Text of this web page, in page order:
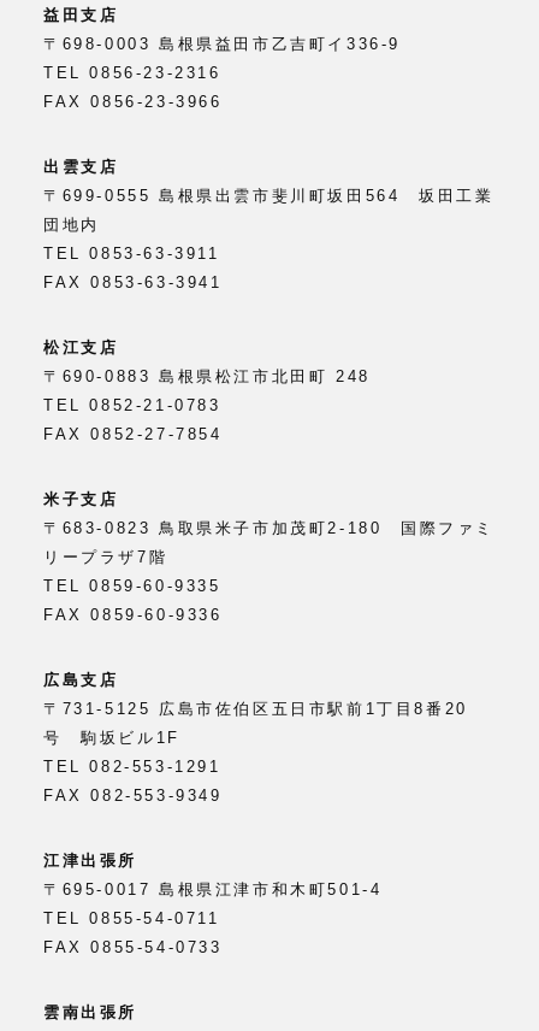
益田支店
〒698-0003 島根県益田市乙吉町イ336-9
TEL 0856-23-2316
FAX 0856-23-3966
出雲支店
〒699-0555 島根県出雲市斐川町坂田564 坂田工業
団地内
TEL 0853-63-3911
FAX 0853-63-3941
松江支店
〒690-0883 島根県松江市北田町 248
TEL 0852-21-0783
FAX 0852-27-7854
米子支店
〒683-0823 鳥取県米子市加茂町2-180 国際ファミ
リープラザ7階
TEL 0859-60-9335
FAX 0859-60-9336
広島支店
〒731-5125 広島市佐伯区五日市駅前1丁目8番20
号 駒坂ビル1F
TEL 082-553-1291
FAX 082-553-9349
江津出張所
〒695-0017 島根県江津市和木町501-4
TEL 0855-54-0711
FAX 0855-54-0733
雲南出張所